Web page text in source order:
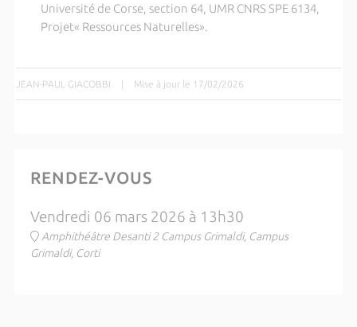
Université de Corse, section 64, UMR CNRS SPE 6134,
Projet« Ressources Naturelles».
JEAN-PAUL GIACOBBI Mise à jour le 17/02/2026
RENDEZ-VOUS
Vendredi 06 mars 2026 à 13h30
Amphithéâtre Desanti 2 Campus Grimaldi, Campus
Grimaldi, Corti